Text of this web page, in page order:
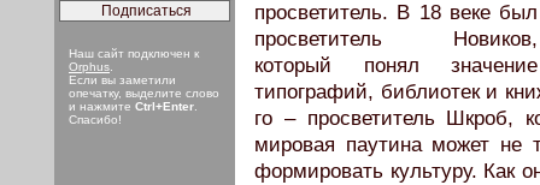
Наш сайт подключен к
Orphus
Если вы заметили
опечатку, выделите слово
и нажмите Ctrl+Enter
Спасибо!
просветитель. В 18 веке был
просветитель Новиков,
который понял значение
типографий, библиотек и
го – просветитель Шкроб,
мировая паутина может не
формировать культуру. Как